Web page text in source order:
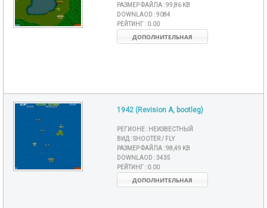
РАЗМЕР ФАЙЛА :99,86 KB
DOWNLAOD :9084
РЕЙТИНГ : 0.00
ДОПОЛНИТЕЛЬНАЯ
1942 (Revision A, bootleg)
РЕГИОНЕ : НЕИЗВЕСТНЫЙ
ВИД :SHOOTER / FLY
РАЗМЕР ФАЙЛА :98,49 KB
DOWNLAOD :3435
РЕЙТИНГ : 0.00
ДОПОЛНИТЕЛЬНАЯ